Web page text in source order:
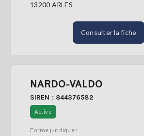
13200 ARLES
Consulter la fiche
NARDO-VALDO
SIREN : 844376582
Active
Forme juridique :